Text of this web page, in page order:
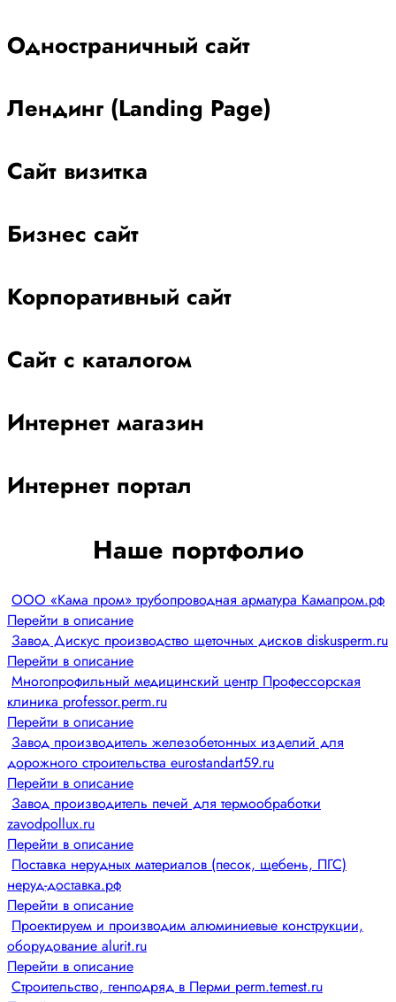
Одностраничный сайт
Лендинг (Landing Page)
Сайт визитка
Бизнес сайт
Корпоративный сайт
Сайт с каталогом
Интернет магазин
Интернет портал
Наше портфолио
ООО «Кама пром» трубопроводная арматура Камапром.рф
Перейти в описание
Завод Дискус производство щеточных дисков diskusperm.ru
Перейти в описание
Многопрофильный медицинский центр Профессорская
клиника professor.perm.ru
Перейти в описание
Завод производитель железобетонных изделий для
дорожного строительства eurostandart59.ru
Перейти в описание
Завод производитель печей для термообработки
zavodpollux.ru
Перейти в описание
Поставка нерудных материалов (песок, щебень, ПГС)
неруд-доставка.рф
Перейти в описание
Проектируем и производим алюминиевые конструкции,
оборудование alurit.ru
Перейти в описание
Строительство, генподряд в Перми perm.temest.ru